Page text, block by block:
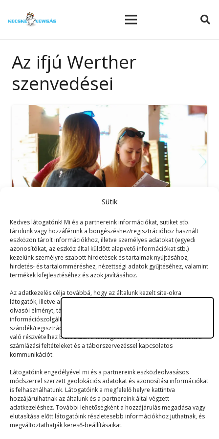
Sütik
Kedves látogatónk! Mi és a partnereink információkat, sütiket stb.
tárolunk vagy hozzáférünk a böngészéshez/regisztrációhoz használt
eszközön tárolt információkhoz, illetve személyes adatokat (egyedi
azonosítókat, az eszköz által küldött alapvető információkat stb.)
kezelünk személyre szabott hirdetések és tartalmak nyújtásához,
hirdetés- és tartalomméréshez, nézettségi adatok gyűjtéséhez, valamint
termékek kifejlesztéséhez és azok javításához.
Az adatkezelés célja továbbá, hogy az általunk kezelt site-okra
látogatók, illetve az ezeken a felületeken regisztrált személyek számára
olvasói élményt, tájékoztatást, valamint szerteágazó
információszolgáltatást nyújtsunk, ezenkívül – jelentkezési
szándék/regisztráció esetén – a nyári gyermek- és ifjúsági táborainkban
való részvételhez biztosítsuk a támogatói és a jelentkezési, valamint a
számlázási feltételeket és a táborszervezéssel kapcsolatos
kommunikációt.
Látogatóink engedélyével mi és a partnereink eszközleolvasásos
módszerrel szerzett geolokációs adatokat és azonosítási információkat
is felhasználhatunk. Látogatóink a megfelelő helyre kattintva
hozzájárulhatnak az általunk és a partnereink által végzett
adatkezeléshez. További lehetőségként a hozzájárulás megadása vagy
elutasítása előtt látogatóink részletesebb információkhoz juthatnak, és
megváltoztathatják kereső-beállításaikat.
Az ifjú Werther
szenvedései
MIX
Regények az életünkben
2023. 03. 13.
1774-ben járunk, amikor a német
származású író, Johann Wolfgang von
Goethe kiadja…
© 2023–2026